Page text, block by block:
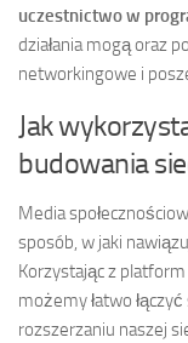
uczestnictwo w
działania mogą oraz
networkingowe i
Jak
budowania
Media
sposób, w jaki
Korzystając z
możemy łatwo
rozszerzaniu naszej